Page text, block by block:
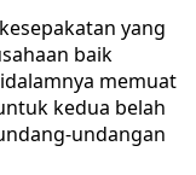
yang
baik
memuat
kedua belah
undangan